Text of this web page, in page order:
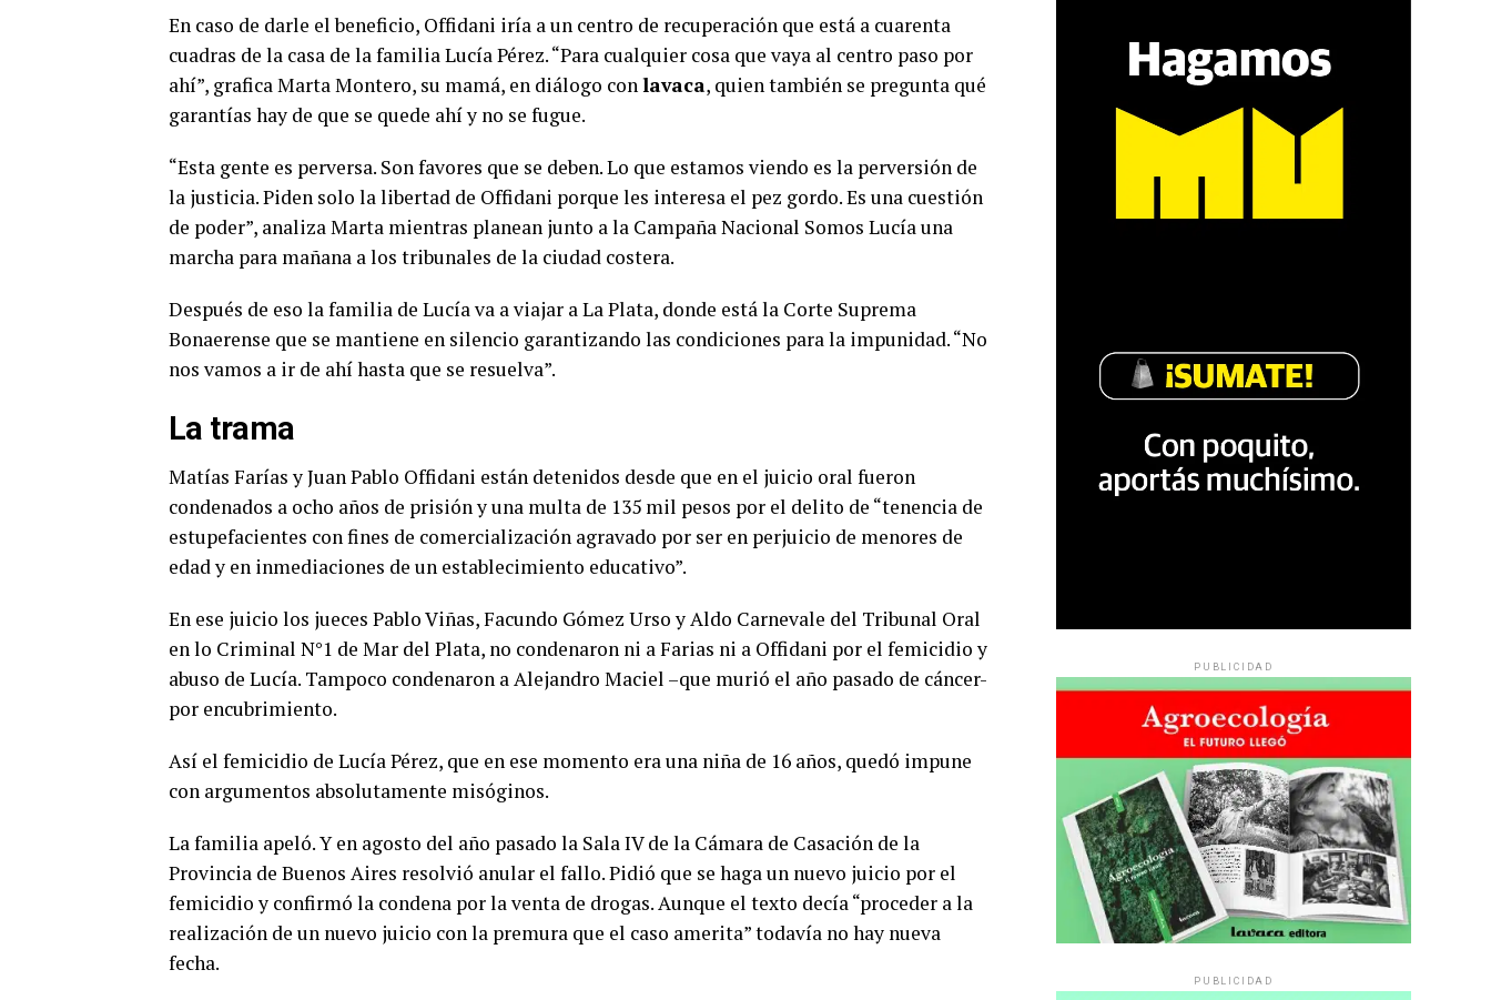
En caso de darle el beneficio, Offidani iría a un centro de recuperación que está a cuarenta
cuadras de la casa de la familia Lucía Pérez. “Para cualquier cosa que vaya al centro paso por
ahí”, grafica Marta Montero, su mamá, en diálogo conlavaca, quien también se pregunta qué
garantías hay de que se quede ahí y no se fugue.
“Esta gente es perversa. Son favores que se deben. Lo que estamos viendo es la perversión de
la justicia. Piden solo la libertad de Offidani porque les interesa el pez gordo. Es una cuestión
de poder”, analiza Marta mientras planean junto a la Campaña Nacional Somos Lucía una
marcha para mañana a los tribunales de la ciudad costera.
Después de eso la familia de Lucía va a viajar a La Plata, donde está la Corte Suprema
Bonaerense que se mantiene en silencio garantizando las condiciones para la impunidad. “No
nos vamos a ir de ahí hasta que se resuelva”.
La trama
Matías Farías y Juan Pablo Offidani están detenidos desde que en el juicio oral fueron
condenados a ocho años de prisión y una multa de 135 mil pesos por el delito de “tenencia de
estupefacientes con fines de comercialización agravado por ser en perjuicio de menores de
edad y en inmediaciones de un establecimiento educativo”.
En ese juicio los jueces Pablo Viñas, Facundo Gómez Urso y Aldo Carnevale del Tribunal Oral
en lo Criminal N°1 de Mar del Plata, no condenaron ni a Farias ni a Offidani por el femicidio y
abuso de Lucía. Tampoco condenaron a Alejandro Maciel –que murió el año pasado de cáncer-
por encubrimiento.
Así el femicidio de Lucía Pérez, que en ese momento era una niña de 16 años, quedó impune
con argumentos absolutamente misóginos.
La familia apeló. Y en agosto del año pasado la Sala IV de la Cámara de Casación de la
Provincia de Buenos Aires resolvió anular el fallo. Pidió que se haga un nuevo juicio por el
femicidio y confirmó la condena por la venta de drogas. Aunque el texto decía “proceder a la
realización de un nuevo juicio con la premura que el caso amerita” todavía no hay nueva
fecha.
PUBLICIDAD
PUBLICIDAD